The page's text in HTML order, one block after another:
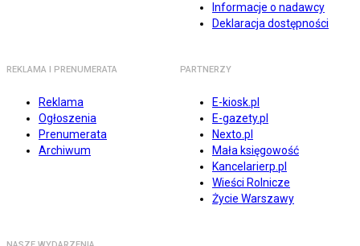
Informacje o nadawcy
Deklaracja dostępności
REKLAMA I PRENUMERATA
Reklama
Ogłoszenia
Prenumerata
Archiwum
PARTNERZY
E-kiosk.pl
E-gazety.pl
Nexto.pl
Mała księgowość
Kancelarierp.pl
Wieści Rolnicze
Życie Warszawy